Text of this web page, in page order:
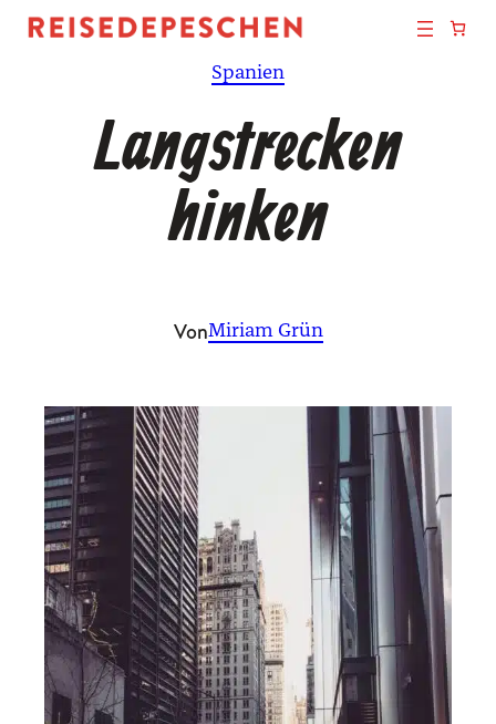
Zum
Spanien
Langstrecken
hinken
VonMiriam Grün